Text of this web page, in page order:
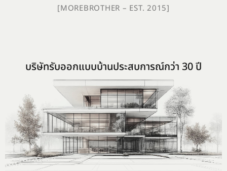
[MOREBROTHER – EST. 2015]
บริษัทรับออกแบบบ้านประสบการณ์กว่า 30 ปี